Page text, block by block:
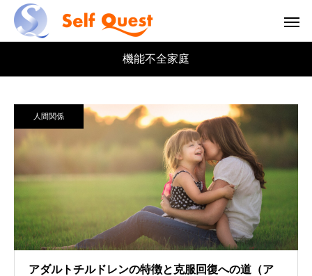
機能不全家庭
人間関係
アダルトチルドレンの特徴と克服回復への道（ア